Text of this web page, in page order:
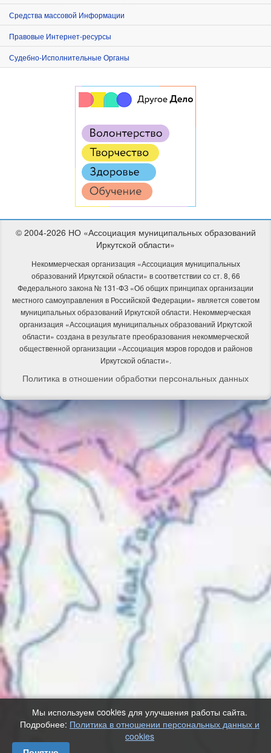
Средства массовой Информации
Правовые Интернет-ресурсы
Судебно-Исполнительные Органы
© 2004-2026 НО «Ассоциация муниципальных образований
Иркутской области»
Некоммерческая организация «Ассоциация муниципальных
образований Иркутской области» в соответствии со ст. 8, 66
Федерального закона № 131-ФЗ «Об общих принципах организации
местного самоуправления в Российской Федерации» является советом
муниципальных образований Иркутской области. Некоммерческая
организация «Ассоциация муниципальных образований Иркутской
области» создана в результате преобразования некоммерческой
общественной организации «Ассоциация мэров городов и районов
Иркутской области».
Политика в отношении обработки персональных данных
Мы используем cookies для улучшения работы сайта.
Подробнее: Политика в отношении персональных данных и
cookies